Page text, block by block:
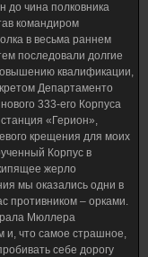
до чина полковника
командиром
в весьма раннем
последовали долгие
квалификации,
Департаменто
333-его Корпуса
«Герион»,
крещения для моих
Корпус в
жерло
мы оказались одни в
противником – орками.
Мюллера
и, что самое страшное,
себе дорогу